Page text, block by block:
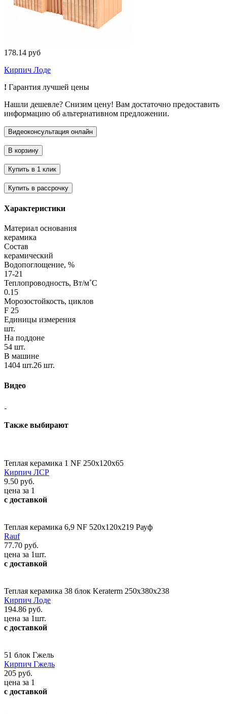
178.14 руб
Кирпич Лоде
! Гарантия лучшей цены
Нашли дешевле? Снизим цену! Вам достаточно предоставить
информацию об альтернативном предложении.
Характеристики
Материал основания
керамика
Состав
керамический
Водопоглощение, %
17-21
Теплопроводность, Вт/м˚С
0.15
Морозостойкость, циклов
F 25
Единицы измерения
шт.
На поддоне
54 шт.
В машине
1404 шт.26 шт.
Видео
Также выбирают
Теплая керамика 1 NF 250х120х65
Кирпич ЛСР
9.50 руб.
цена за 1
с доставкой
Теплая керамика 6,9 NF 520х120х219 Рауф
Rauf
77.70 руб.
цена за 1шт.
с доставкой
Теплая керамика 38 блок Keraterm 250х380х238
Кирпич Лоде
194.86 руб.
цена за 1шт.
с доставкой
51 блок Гжель
Кирпич Гжель
205 руб.
цена за 1
с доставкой